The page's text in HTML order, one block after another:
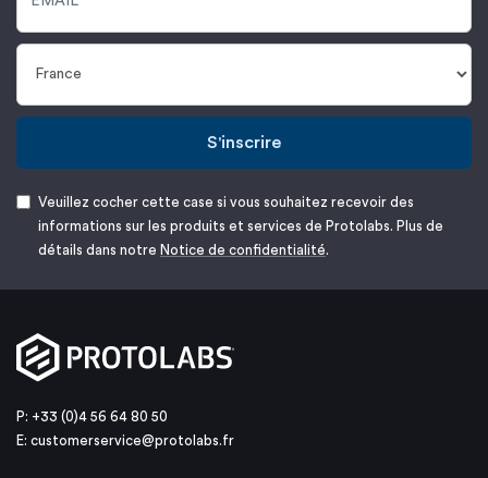
S'inscrire
Veuillez cocher cette case si vous souhaitez recevoir des
informations sur les produits et services de Protolabs. Plus de
détails dans notre Notice de confidentialité.
P: +33 (0)4 56 64 80 50
E: customerservice@protolabs.fr